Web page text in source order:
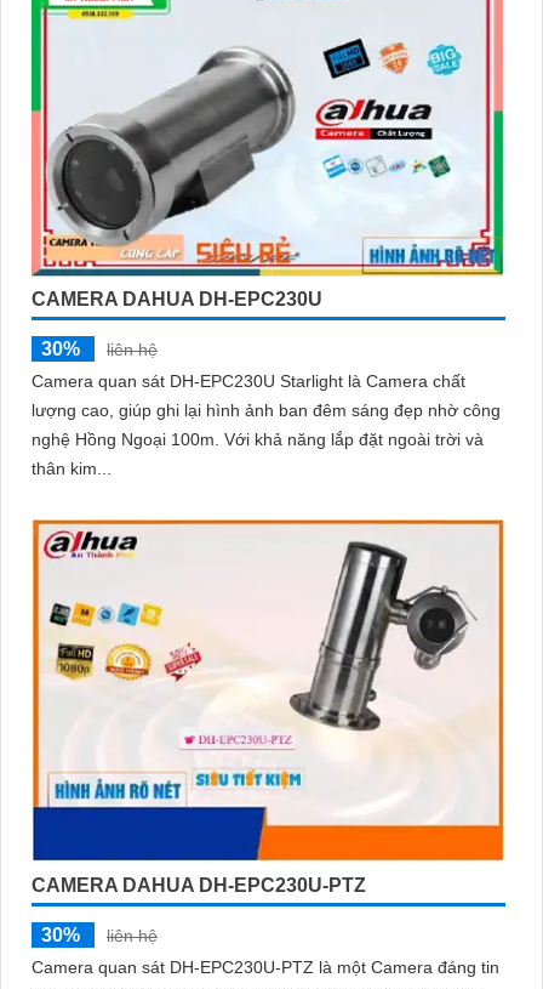
CAMERA DAHUA DH-EPC230U
30%
liên hệ
Camera quan sát DH-EPC230U Starlight là Camera chất
lượng cao, giúp ghi lại hình ảnh ban đêm sáng đẹp nhờ công
nghệ Hồng Ngoại 100m. Với khả năng lắp đặt ngoài trời và
thân kim...
CAMERA DAHUA DH-EPC230U-PTZ
30%
liên hệ
Camera quan sát DH-EPC230U-PTZ là một Camera đáng tin